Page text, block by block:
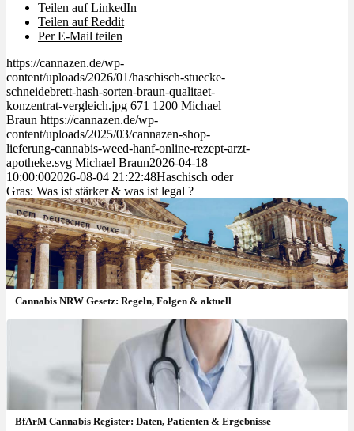
Teilen auf LinkedIn
Teilen auf Reddit
Per E-Mail teilen
https://cannazen.de/wp-
content/uploads/2026/01/haschisch-stuecke-
schneidebrett-hash-sorten-braun-qualitaet-
konzentrat-vergleich.jpg 671 1200 Michael
Braun https://cannazen.de/wp-
content/uploads/2025/03/cannazen-shop-
lieferung-cannabis-weed-hanf-online-rezept-arzt-
apotheke.svg Michael Braun2026-04-18
10:00:002026-08-04 21:22:48Haschisch oder
Gras: Was ist stärker & was ist legal ?
Cannabis NRW Gesetz: Regeln, Folgen & aktuell
BfArM Cannabis Register: Daten, Patienten & Ergebnisse